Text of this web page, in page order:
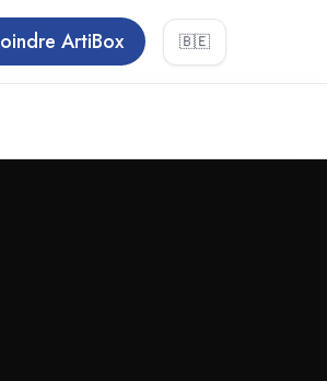
ArtiBox 🇧🇪